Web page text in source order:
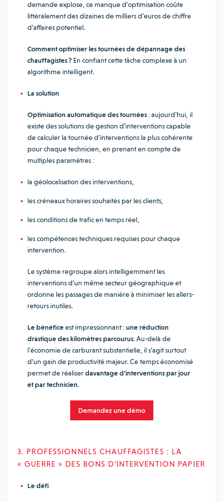
demande explose, ce manque d’optimisation coûte
littéralement des dizaines de milliers d’euros de chiffre
d’affaires potentiel.
Comment optimiser les tournées de dépannage des
chauffagistes ? En confiant cette tâche complexe à un
algorithme intelligent.
La solution
Optimisation automatique des tournées : aujourd’hui, il
existe des solutions de gestion d’interventions capable
de calculer la tournée d’interventions la plus cohérente
pour chaque technicien, en prenant en compte de
multiples paramètres :
la géolocalisation des interventions,
les créneaux horaires souhaités par les clients,
les conditions de trafic en temps réel,
les compétences techniques requises pour chaque
intervention.
Le système regroupe alors intelligemment les
interventions d’un même secteur géographique et
ordonne les passages de manière à minimiser les allers-
retours inutiles.
Le bénéficeest impressionnant :une réduction
drastique des kilomètres parcourus. Au-delà de
l’économie de carburant substantielle, il s’agit surtout
d’un gain de productivité majeur. Ce temps économisé
permet de réaliserdavantage d’interventions par jour
et par technicien.
Demandez une démo
3. PROFESSIONNELS CHAUFFAGISTES : LA
« GUERRE » DES BONS D’INTERVENTION PAPIER
Le défi